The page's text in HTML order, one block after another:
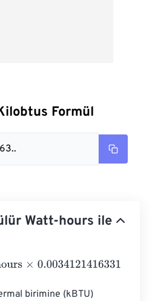
Formül
Watt-hours ile
0.0034121416331
birimine (kBTU)